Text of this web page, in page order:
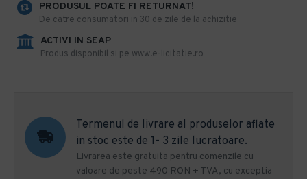
PRODUSUL POATE FI RETURNAT!
De catre consumatori in 30 de zile de la achizitie
ACTIVI IN SEAP
Produs disponibil si pe www.e-licitatie.ro
Termenul de livrare al produselor aflate
in stoc este de 1- 3 zile lucratoare.
Livrarea este gratuita pentru comenzile cu
valoare de peste 490 RON + TVA, cu exceptia